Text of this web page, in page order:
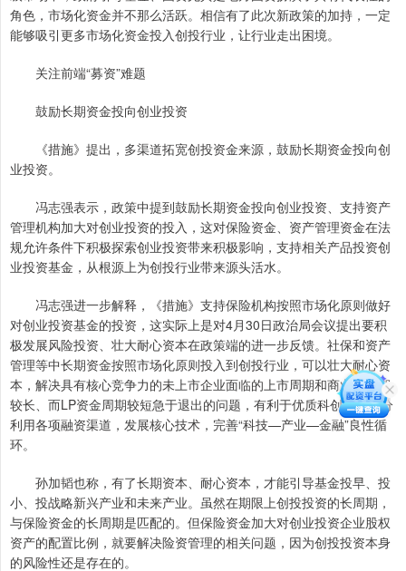
角色，市场化资金并不那么活跃。相信有了此次新政策的加持，一定
能够吸引更多市场化资金投入创投行业，让行业走出困境。
关注前端“募资”难题
鼓励长期资金投向创业投资
《措施》提出，多渠道拓宽创投资金来源，鼓励长期资金投向创
业投资。
冯志强表示，政策中提到鼓励长期资金投向创业投资、支持资产
管理机构加大对创业投资的投入，这对保险资金、资产管理资金在法
规允许条件下积极探索创业投资带来积极影响，支持相关产品投资创
业投资基金，从根源上为创投行业带来源头活水。
冯志强进一步解释，《措施》支持保险机构按照市场化原则做好
对创业投资基金的投资，这实际上是对4月30日政治局会议提出要积
极发展风险投资、壮大耐心资本在政策端的进一步反馈。社保和资产
管理等中长期资金按照市场化原则投入到创投行业，可以壮大耐心资
本，解决具有核心竞争力的未上市企业面临的上市周期和商业化周期
较长、而LP资金周期较短急于退出的问题，有利于优质科创企业充分
利用各项融资渠道，发展核心技术，完善“科技—产业—金融”良性循
环。
孙加韬也称，有了长期资本、耐心资本，才能引导基金投早、投
小、投战略新兴产业和未来产业。虽然在期限上创投投资的长周期，
与保险资金的长周期是匹配的。但保险资金加大对创业投资企业股权
资产的配置比例，就要解决险资管理的相关问题，因为创投投资本身
的风险性还是存在的。